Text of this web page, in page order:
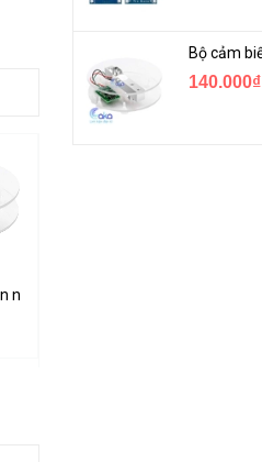
mica
nặng loadcell 1KG khung mica
140.000₫